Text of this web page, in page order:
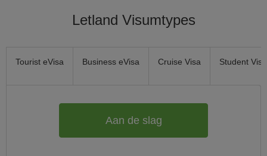
Letland Visumtypes
Tourist eVisa Business eVisa Cruise Visa Student Visa
Aan de slag